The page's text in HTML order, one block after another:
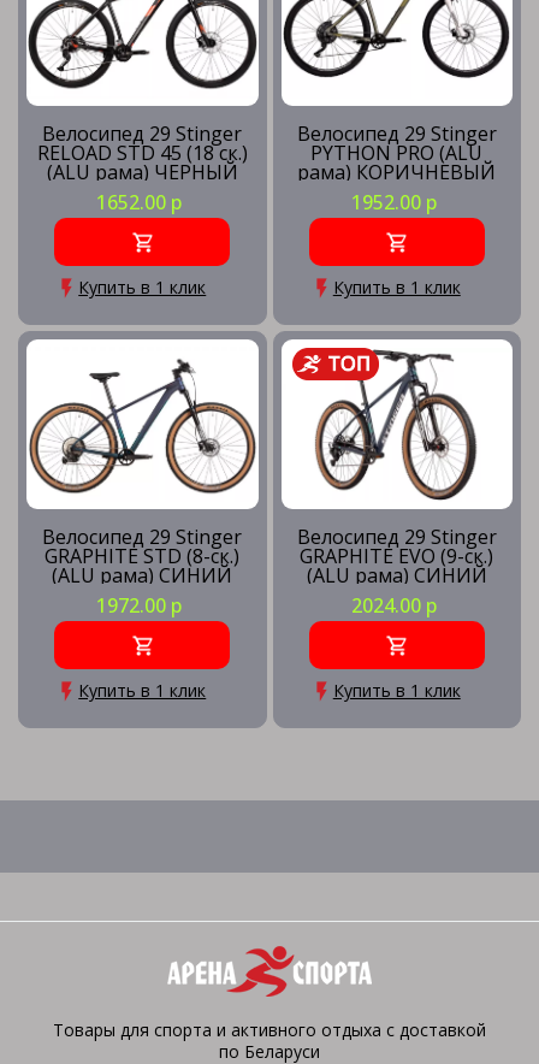
Велосипед 29 Stinger
RELOAD STD 45 (18 ск.)
(ALU рама) ЧЕРНЫЙ
(рама 18) BK45
1652.00 р
Купить в 1 клик
Велосипед 29 Stinger
PYTHON PRO (ALU
рама) КОРИЧНЕВЫЙ
(рама 22) BN3
1952.00 р
Купить в 1 клик
Велосипед 29 Stinger
GRAPHITE STD (8-ск.)
(ALU рама) СИНИЙ
(рама XL) BL5
1972.00 р
Купить в 1 клик
Велосипед 29 Stinger
GRAPHITE EVO (9-ск.)
(ALU рама) СИНИЙ
(рама MD) BL5
2024.00 р
Купить в 1 клик
Товары для спорта и активного отдыха с доставкой
по Беларуси